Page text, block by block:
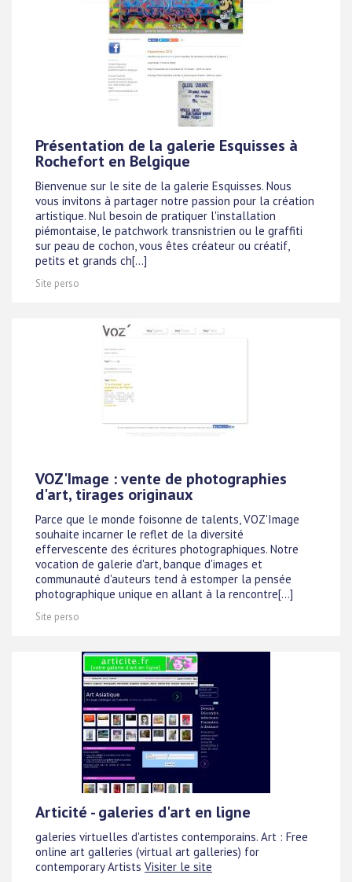
Présentation de la galerie Esquisses à
Rochefort en Belgique
Bienvenue sur le site de la galerie Esquisses. Nous
vous invitons à partager notre passion pour la création
artistique. Nul besoin de pratiquer l'installation
piémontaise, le patchwork transnistrien ou le graffiti
sur peau de cochon, vous êtes créateur ou créatif,
petits et grands ch[...]
Site perso
VOZ'Image : vente de photographies
d'art, tirages originaux
Parce que le monde foisonne de talents, VOZ'Image
souhaite incarner le reflet de la diversité
effervescente des écritures photographiques. Notre
vocation de galerie d'art, banque d'images et
communauté d'auteurs tend à estomper la pensée
photographique unique en allant à la rencontre[...]
Site perso
Articité - galeries d'art en ligne
galeries virtuelles d'artistes contemporains. Art : Free
online art galleries (virtual art galleries) for
contemporary Artists Visiter le site